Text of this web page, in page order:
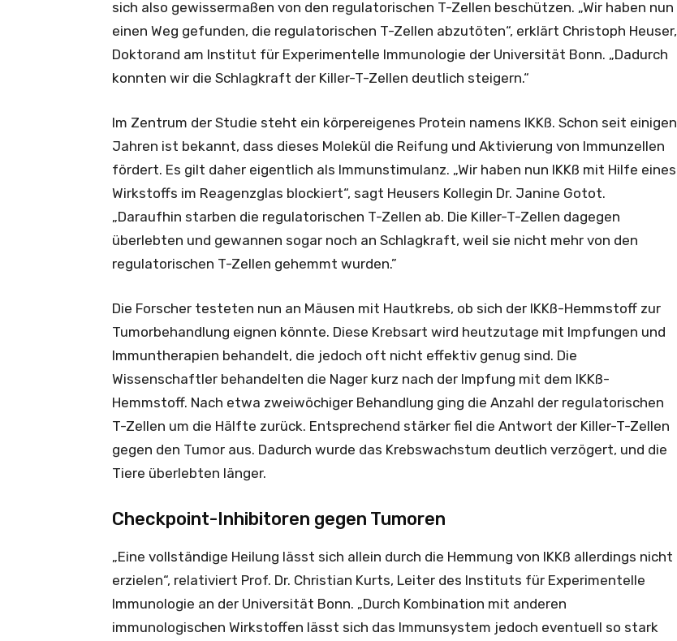
sich also gewissermaßen von den regulatorischen T-Zellen beschützen. „Wir haben nun
einen Weg gefunden, die regulatorischen T-Zellen abzutöten“, erklärt Christoph Heuser,
Doktorand am Institut für Experimentelle Immunologie der Universität Bonn. „Dadurch
konnten wir die Schlagkraft der Killer-T-Zellen deutlich steigern.“
Im Zentrum der Studie steht ein körpereigenes Protein namens IKKß. Schon seit einigen
Jahren ist bekannt, dass dieses Molekül die Reifung und Aktivierung von Immunzellen
fördert. Es gilt daher eigentlich als Immunstimulanz. „Wir haben nun IKKß mit Hilfe eines
Wirkstoffs im Reagenzglas blockiert“, sagt Heusers Kollegin Dr. Janine Gotot.
„Daraufhin starben die regulatorischen T-Zellen ab. Die Killer-T-Zellen dagegen
überlebten und gewannen sogar noch an Schlagkraft, weil sie nicht mehr von den
regulatorischen T-Zellen gehemmt wurden.”
Die Forscher testeten nun an Mäusen mit Hautkrebs, ob sich der IKKß-Hemmstoff zur
Tumorbehandlung eignen könnte. Diese Krebsart wird heutzutage mit Impfungen und
Immuntherapien behandelt, die jedoch oft nicht effektiv genug sind. Die
Wissenschaftler behandelten die Nager kurz nach der Impfung mit dem IKKß-
Hemmstoff. Nach etwa zweiwöchiger Behandlung ging die Anzahl der regulatorischen
T-Zellen um die Hälfte zurück. Entsprechend stärker fiel die Antwort der Killer-T-Zellen
gegen den Tumor aus. Dadurch wurde das Krebswachstum deutlich verzögert, und die
Tiere überlebten länger.
Checkpoint-Inhibitoren gegen Tumoren
„Eine vollständige Heilung lässt sich allein durch die Hemmung von IKKß allerdings nicht
erzielen“, relativiert Prof. Dr. Christian Kurts, Leiter des Instituts für Experimentelle
Immunologie an der Universität Bonn. „Durch Kombination mit anderen
immunologischen Wirkstoffen lässt sich das Immunsystem jedoch eventuell so stark